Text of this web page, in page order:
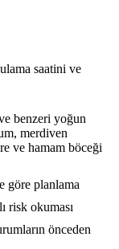
saatini ve
benzeri yoğun
merdiven
ve hamam böceği
göre planlama
risk okuması
önceden